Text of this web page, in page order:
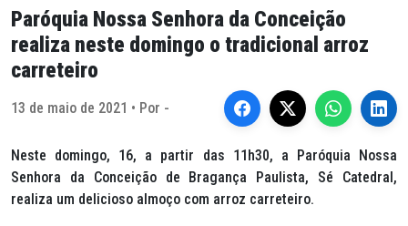
Paróquia Nossa Senhora da Conceição
realiza neste domingo o tradicional arroz
carreteiro
13 de maio de 2021 • Por -
Neste domingo, 16, a partir das 11h30, a Paróquia Nossa
Senhora da Conceição de Bragança Paulista, Sé Catedral,
realiza um delicioso almoço com arroz carreteiro.